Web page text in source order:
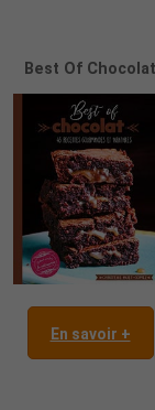
Best Of Chocolat
En savoir +